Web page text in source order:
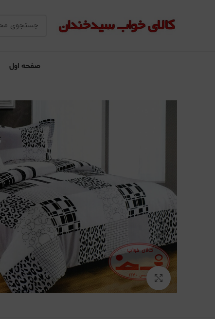
صفحه اول
بزرگنمایی تصویر